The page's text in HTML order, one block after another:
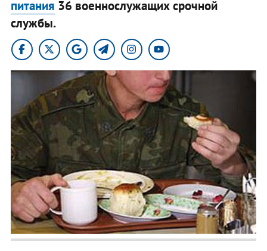
питания 36 военнослужащих срочной
службы.